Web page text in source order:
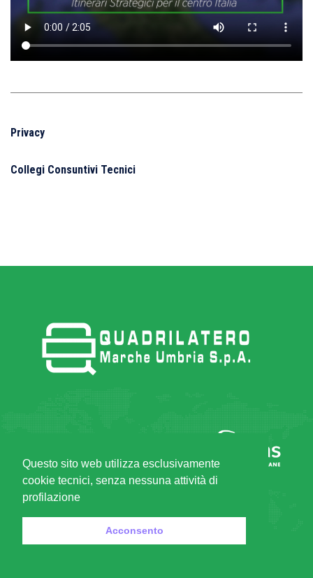
Questo sito web utilizza esclusivamente
cookie tecnici, senza nessuna attività di
profilazione
Acconsento
Privacy
Collegi Consuntivi Tecnici